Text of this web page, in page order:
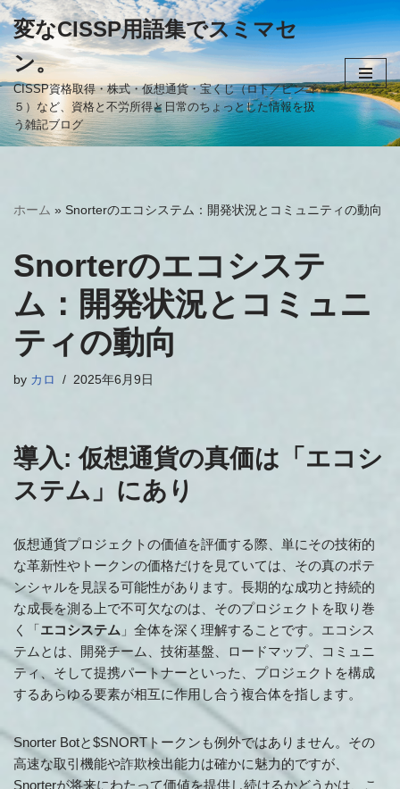
コ
ン
テ
ン
ツ
ッ
変なCISSP用語集でスミマセ
ン。
CISSP資格取得・株式・仮想通貨・宝くじ（ロト／ビンゴ
５）など、資格と不労所得と日常のちょっとした情報を扱
う雑記ブログ
ホーム » Snorterのエコシステム：開発状況とコミュニティの動向
Snorterのエコシステ
ム：開発状況とコミュニ
ティの動向
by カロ 2025年6月9日
導入: 仮想通貨の真価は「エコシ
ステム」にあり
仮想通貨プロジェクトの価値を評価する際、単にその技術的
な革新性やトークンの価格だけを見ていては、その真のポテ
ンシャルを見誤る可能性があります。長期的な成功と持続的
な成長を測る上で不可欠なのは、そのプロジェクトを取り巻
く「エコシステム 」全体を深く理解することです。エコシス
テムとは、開発チーム、技術基盤、ロードマップ、コミュニ
ティ、そして提携パートナーといった、プロジェクトを構成
するあらゆる要素が相互に作用し合う複合体を指します。
Snorter Botと$SNORTトークンも例外ではありません。その
高速な取引機能や詐欺検出能力は確かに魅力的ですが、
Snorterが将来にわたって価値を提供し続けるかどうかは、こ